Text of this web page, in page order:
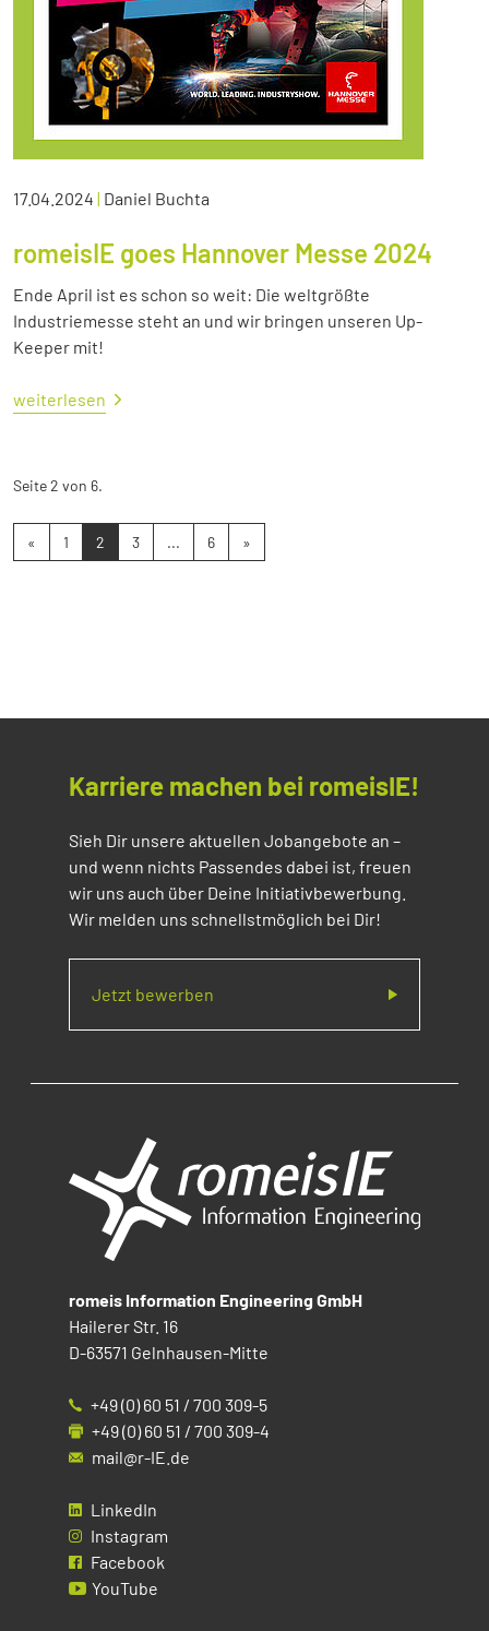
17.04.2024 | Daniel Buchta
romeisIE goes Hannover Messe 2024
Ende April ist es schon so weit: Die weltgrößte
Industriemesse steht an und wir bringen unseren Up-
Keeper mit!
weiterlesen
Seite 2 von 6.
« 1 2 3 ... 6 »
Karriere machen bei romeisIE!
Sieh Dir unsere aktuellen Jobangebote an –
und wenn nichts Passendes dabei ist, freuen
wir uns auch über Deine Initiativbewerbung.
Wir melden uns schnellstmöglich bei Dir!
Jetzt bewerben
romeis Information Engineering GmbH
Hailerer Str. 16
D-63571 Gelnhausen-Mitte
+49 (0) 60 51 / 700 309-5
+49 (0) 60 51 / 700 309-4
mail@r-IE.de
LinkedIn
Instagram
Facebook
YouTube